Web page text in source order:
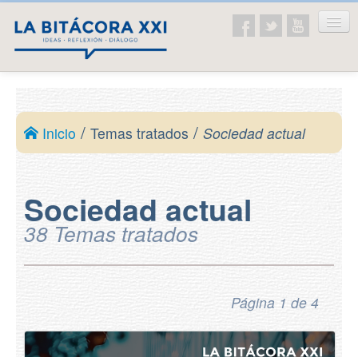
La asociación
Presentación
Temas tratados
Educación
Historia
Sociedad actual
Inicio / Temas tratados / Sociedad actual
Sociedad actual
38 Temas tratados
Página 1 de 4